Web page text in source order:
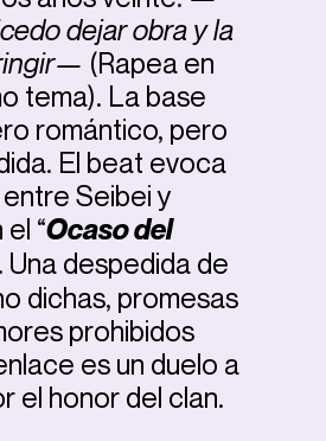
dejar obra y la
(Rapea en
tema). La base
romántico, pero
El beat evoca
Seibei y
“Ocaso del
Una despedida de
dichas, promesas
prohibidos
es un duelo a
el honor del clan.